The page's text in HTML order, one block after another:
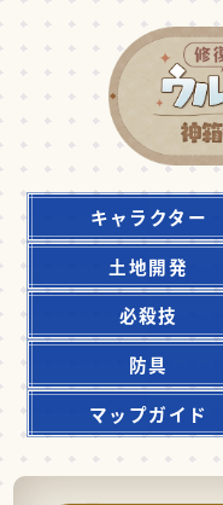
キャラクター
土地開発
必殺技
防具
マップガイド